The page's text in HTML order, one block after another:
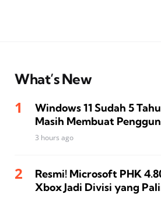
What’s New
Windows 11 Sudah 5
Masih Membuat
3 hours ago
Resmi! Microsoft PHK
Xbox Jadi Divisi yang